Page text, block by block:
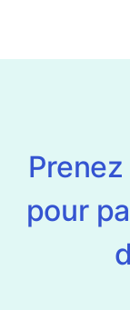
pour